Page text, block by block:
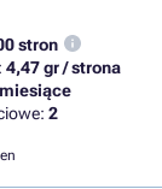
stron
4,47 gr / strona
2